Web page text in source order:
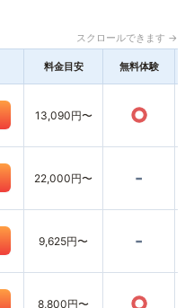
スクロールできます →
料金目安 無料体験
13,090円〜 ○
22,000円〜 -
9,625円〜 -
8,800円〜